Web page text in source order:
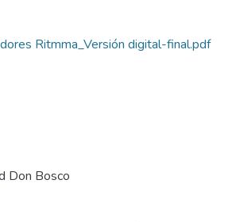
Ritmma_Versión digital-final.pdf
Don Bosco